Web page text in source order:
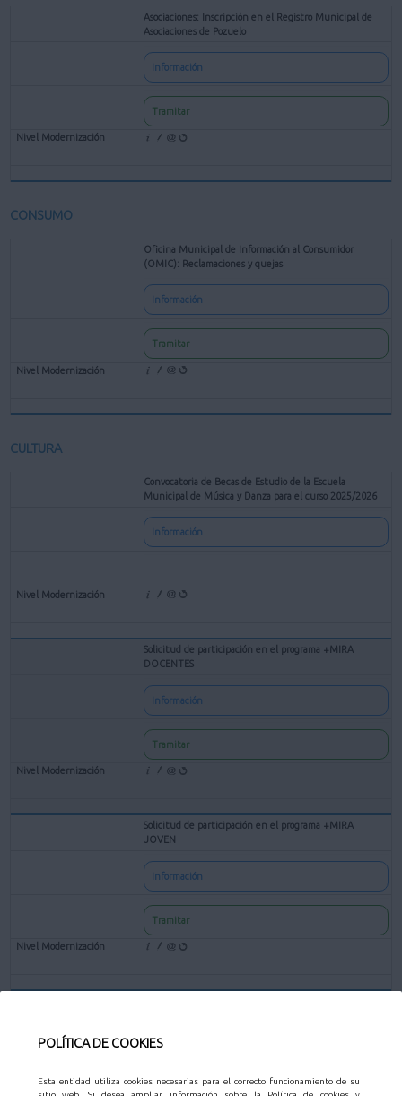
POLÍTICA DE COOKIES
Esta entidad utiliza cookies necesarias para el correcto funcionamiento de su
Asociaciones: Inscripción en el Registro Municipal de
Asociaciones de Pozuelo
Información
Tramitar
CONSUMO
Oficina Municipal de Información al Consumidor
(OMIC): Reclamaciones y quejas
Información
Tramitar
CULTURA
Convocatoria de Becas de Estudio de la Escuela
Municipal de Música y Danza para el curso 2025/2026
Información
Solicitud de participación en el programa +MIRA
DOCENTES
Información
Tramitar
Solicitud de participación en el programa +MIRA
JOVEN
Información
Tramitar